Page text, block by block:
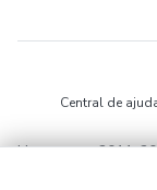
Central de
Hotmart — 2011-